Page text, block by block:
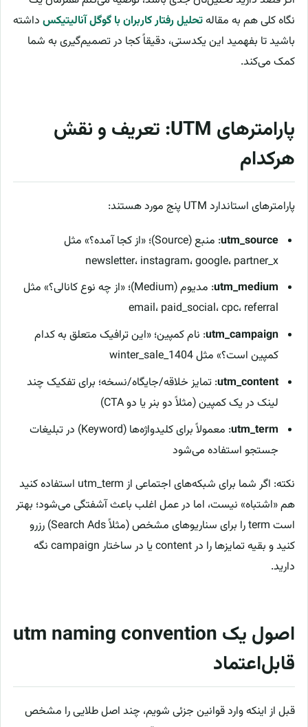
نگاه کلی هم به مقالهتحلیل رفتار کاربران با گوگل آنالیتیکس داشته
باشید تا بفهمید این یکدستی، دقیقاً کجا در تصمیم‌گیری به شما
کمک می‌کند.
پارامترهای UTM: تعریف و نقش
هرکدام
پارامترهای استاندارد UTM پنج مورد هستند:
utm_source
: منبع (Source)؛ «از کجا آمده؟» مثل
newsletter، instagram، google، partner_x
utm_medium
: مدیوم (Medium)؛ «از چه نوع کانالی؟» مثل
email، paid_social، cpc، referral
utm_campaign: نام کمپین؛ «این ترافیک متعلق به کدام
کمپین است؟» مثل winter_sale_1404
utm_content: تمایز خلاقه/جایگاه/نسخه؛ برای تفکیک چند
لینک در یک کمپین (مثلاً دو بنر یا دو CTA)
utm_term
: معمولاً برای کلیدواژه‌ها (Keyword) در تبلیغات
جستجو استفاده می‌شود
نکته: اگر شما برای شبکه‌های اجتماعی از utm_term استفاده کنید
هم «اشتباه» نیست، اما در عمل اغلب باعث آشفتگی می‌شود؛ بهتر
است term را برای سناریوهای مشخص (مثلاً Search Ads) رزرو
کنید و بقیه تمایزها را در content یا در ساختار campaign نگه
دارید.
اصول یک utm naming convention
قابل‌اعتماد
قبل از اینکه وارد قوانین جزئی شویم، چند اصل طلایی را مشخص